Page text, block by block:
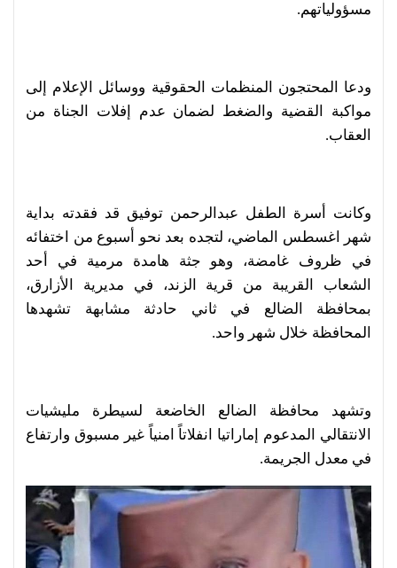
مسؤولياتهم.
ودعا المحتجون المنظمات الحقوقية ووسائل الإعلام إلى
مواكبة القضية والضغط لضمان عدم إفلات الجناة من
العقاب.
وكانت أسرة الطفل عبدالرحمن توفيق قد فقدته بداية
شهر اغسطس الماضي، لتجده بعد نحو أسبوع من اختفائه
في ظروف غامضة، وهو جثة هامدة مرمية في أحد
الشعاب القريبة من قرية الزند، في مديرية الأزارق،
بمحافظة الضالع في ثاني حادثة مشابهة تشهدها
المحافظة خلال شهر واحد.
وتشهد محافظة الضالع الخاضعة لسيطرة مليشيات
الانتقالي المدعوم إماراتيا انفلاتاً امنياً غير مسبوق وارتفاع
في معدل الجريمة.